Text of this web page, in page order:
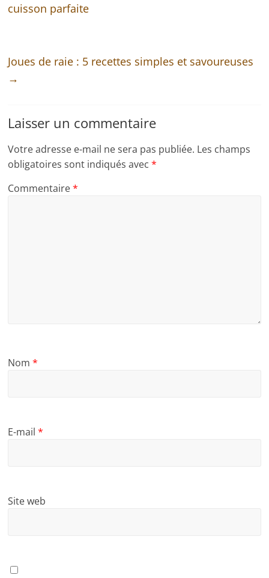
cuisson parfaite
Joues de raie : 5 recettes simples et savoureuses
→
Laisser un commentaire
Votre adresse e-mail ne sera pas publiée. Les champs
obligatoires sont indiqués avec*
Commentaire*
Nom*
E-mail*
Site web